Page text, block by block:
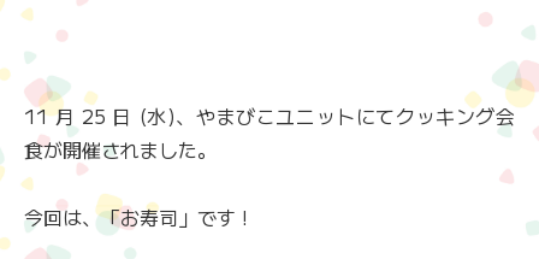
11 月 25 日 (水)、やまびこユニットにてクッキング会
食が開催されました。
今回は、「お寿司」です !